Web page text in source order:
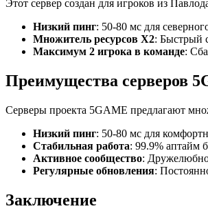
Этот сервер создан для игроков из
Низкий пинг: 50-80 мс для
Множитель ресурсов X2: Быстрый
Максимум 2 игрока в команде:
Преимущества серверов
Серверы проекта 5GAME предлагают
Низкий пинг: 50-80 мс для
Стабильная работа: 99.9% аптайм
Активное сообщество:
Регулярные обновления:
Заключение